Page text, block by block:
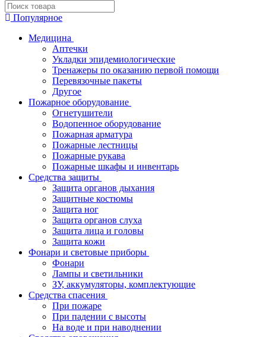
Популярное
Медицина
Аптечки
Укладки эпидемиологические
Тренажеры по оказанию первой помощи
Перевязочные пакеты
Другое
Пожарное оборудование
Огнетушители
Водопенное оборудование
Пожарная арматура
Пожарные лестницы
Пожарные рукава
Пожарные шкафы и инвентарь
Средства защиты
Защита органов дыхания
Защитные костюмы
Защита ног
Защита органов слуха
Защита лица и головы
Защита кожи
Фонари и световые приборы
Фонари
Лампы и светильники
ЗУ, аккумуляторы, комплектующие
Средства спасения
При пожаре
При падении с высоты
На воде и при наводнении